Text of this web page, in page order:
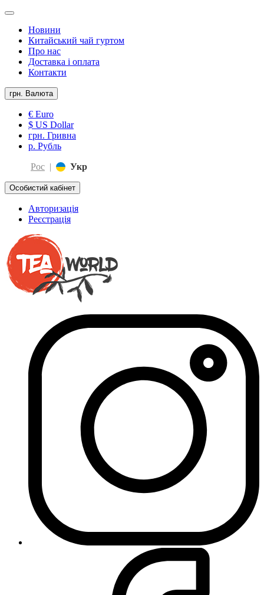
Новини
Китайський чай гуртом
Про нас
Доставка і оплата
Контакти
грн. Валюта
€ Euro
$ US Dollar
грн. Гривна
р. Рубль
Рос | Укр
Особистий кабінет
Авторизація
Реєстрація